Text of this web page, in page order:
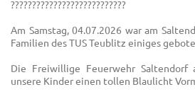
?‍????‍???‍????‍???‍????‍???‍????‍?
Am Samstag, 04.07.2026 war am
Familien des TUS Teublitz einiges
Die Freiwillige Feuerwehr Saltendorf
unsere Kinder einen tollen Blaulicht